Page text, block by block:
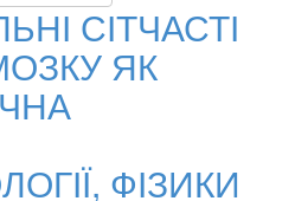
СІТЧАСТІ
ЯК
ФІЗИКИ